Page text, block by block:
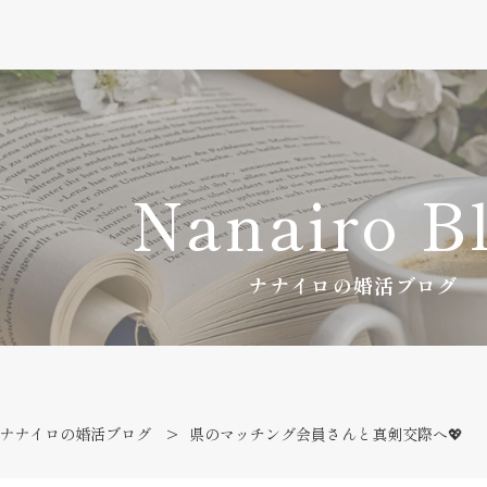
Nanairo
ナナイロの婚活ブログ
ナナイロの婚活ブログ 県のマッチング会員さんと真剣交際へ💖